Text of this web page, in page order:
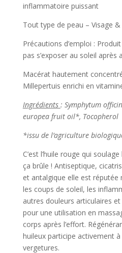
inflammatoire puissant
Tout type de peau – Visage &
Précautions d’emploi :
pas s’exposer au soleil après
Macérat hautement
Millepertuis enrichi en
Ingrédients : Symphytum
europea fruit oil*, Tocopherol
*issu de l’agriculture
C’est l’huile rouge qui
ça brûle ! Antiseptique,
et antalgique elle est
les coups de soleil, les
autres douleurs articulaires
pour une utilisation en
corps après l’effort.
huileux participe activement
vergetures.